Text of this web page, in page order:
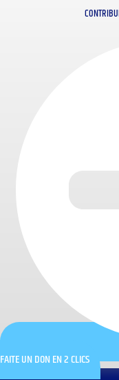
FAITE UN DON EN 2 CLICS